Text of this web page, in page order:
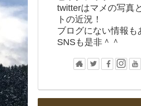
twitterはマメの写真
トの近況！
ブログにない情報も
SNSも是非＾＾